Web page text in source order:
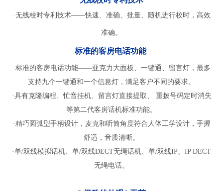
·无线校时专利技术——快速、准确、批量、随机进行校时，高效
准确。
标准的客房电话功能
·标准的客房电话功能——亚克力大面板、一键通、留言灯，最多
支持九个一键通和一个信息灯，满足客户不同的要求。
·具有克隆编程、忙音挂机、留言灯直接提取、 重拨号码定时消失
等第二代客房话机标准功能。
·精巧圆弧型手柄设计，麦克和听筒角度符合人体工学设计，手握
舒适，音质清晰。
·单/双线模拟话机、单/双线DECT无绳话机、单/双线IP、IP DECT
无绳电话。